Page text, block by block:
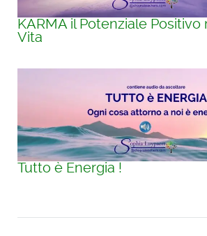
KARMA il Potenziale Positivo
Vita
Tutto è Energia !